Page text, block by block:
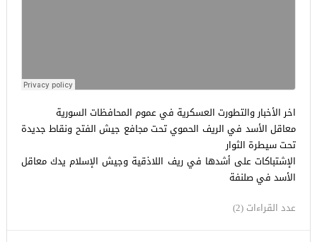
اخر الأخبار والتطورت العسكرية في عموم المحافظات السورية
معاقل الأسد في الريف الحموي تحت مجافع جيش الفتح ونقاط جديدة
تحت سيطرة الثوار
الإشتباكات على أشدها في ريف اللاذقية وجيش الإسلام يدك معاقل
الأسد في صلنفة
عدد القراءات (2)